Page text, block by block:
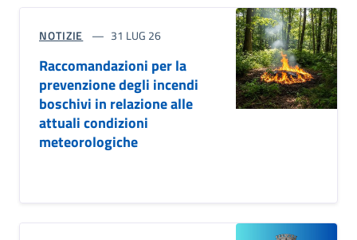
NOTIZIE 31 LUG 26
Raccomandazioni per la
prevenzione degli incendi
boschivi in relazione alle
attuali condizioni
meteorologiche